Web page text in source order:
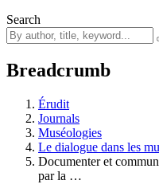
Search
Breadcrumb
Érudit
Journals
Muséologies
Le dialogue dans les
Documenter et
par la …